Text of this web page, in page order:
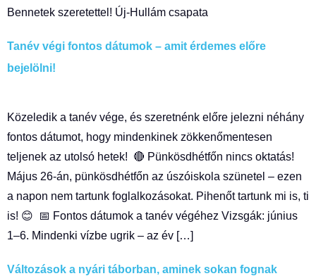
Bennetek szeretettel! Új-Hullám csapata
Tanév végi fontos dátumok – amit érdemes előre
bejelölni!
Közeledik a tanév vége, és szeretnénk előre jelezni néhány
fontos dátumot, hogy mindenkinek zökkenőmentesen
teljenek az utolsó hetek! 🔴 Pünkösdhétfőn nincs oktatás!
Május 26-án, pünkösdhétfőn az úszóiskola szünetel – ezen
a napon nem tartunk foglalkozásokat. Pihenőt tartunk mi is, ti
is! 😊 📅 Fontos dátumok a tanév végéhez Vizsgák: június
1–6. Mindenki vízbe ugrik – az év […]
Változások a nyári táborban, aminek sokan fognak